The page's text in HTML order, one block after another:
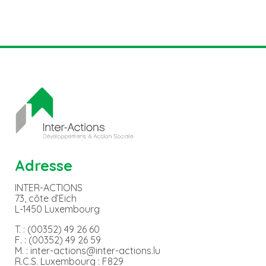
Adresse
INTER-ACTIONS
73, côte d’Eich
L-1450 Luxembourg
T. : (00352) 49 26 60
F. : (00352) 49 26 59
M. : inter-actions@inter-actions.lu
R.C.S. Luxembourg : F829